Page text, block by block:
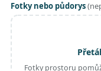
Fotky nebo půdorys
Fotky prostoru